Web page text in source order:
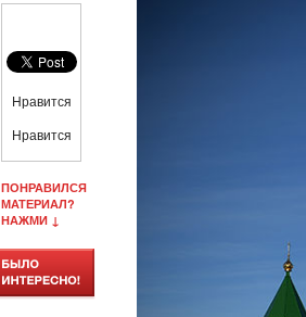
Нравится
Нравится
ПОНРАВИЛСЯ
МАТЕРИАЛ?
НАЖМИ ↓